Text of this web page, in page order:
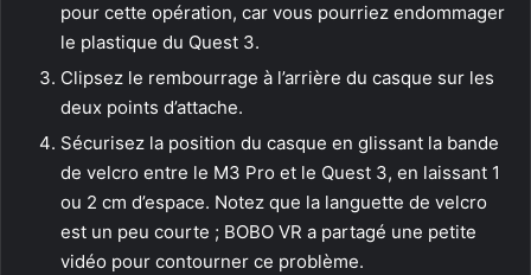
pour cette opération, car vous pourriez endommager
le plastique du Quest 3.
Clipsez le rembourrage à l’arrière du casque sur les
deux points d’attache.
Sécurisez la position du casque en glissant la bande
de velcro entre le M3 Pro et le Quest 3, en laissant 1
ou 2 cm d’espace. Notez que la languette de velcro
est un peu courte ; BOBO VR a partagé une petite
vidéo pour contourner ce problème.